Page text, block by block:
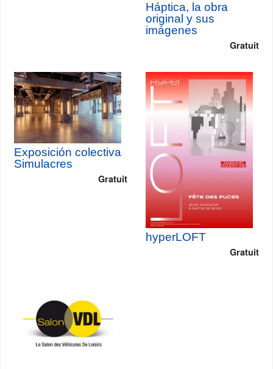
Háptica, la obra
original y sus
imágenes
Gratuit
Exposición colectiva
Simulacres
Gratuit
hyperLOFT
Gratuit